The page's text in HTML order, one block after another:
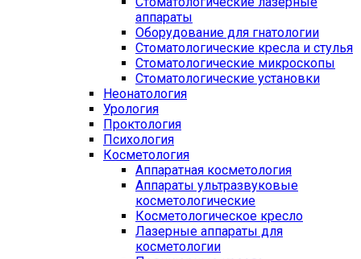
аппараты
Оборудование для гнатологии
Стоматологические кресла и стулья
Стоматологические микроскопы
Стоматологические установки
Неонатология
Урология
Проктология
Психология
Косметология
Аппаратная косметология
Аппараты ультразвуковые
косметологические
Косметологическое кресло
Лазерные аппараты для
косметологии